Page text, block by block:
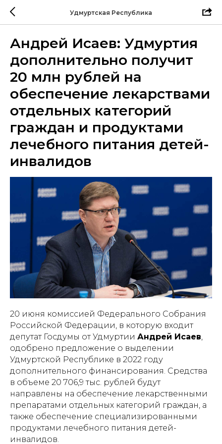
Удмуртская Республика
Андрей Исаев: Удмуртия
дополнительно получит
20 млн рублей на
обеспечение лекарствами
отдельных категорий
граждан и продуктами
лечебного питания детей-
инвалидов
20 июня комиссией Федерального Собрания
Российской Федерации, в которую входит
депутат Госдумы от Удмуртии Андрей Исаев
одобрено предложение о выделении
Удмуртской Республике в 2022 году
дополнительного финансирования. Средства
в объеме 20 706,9 тыс. рублей будут
направлены на обеспечение лекарственными
препаратами отдельных категорий граждан, а
также обеспечение специализированными
продуктами лечебного питания детей-
инвалидов.